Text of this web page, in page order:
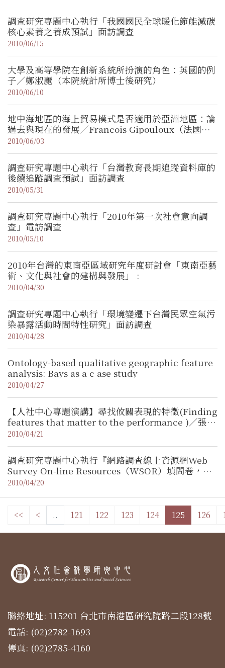
調查研究專題中心執行「我國國民全球暖化節能減碳
核心素養之養成預試」面訪調查
2010/06/15
大學及高等學院在創新系統所扮演的角色：英國的例
子／鄭淑麗（本院統計所博士後研究）
2010/06/10
地中海地區的海上貿易模式是否適用於亞洲地區：論
過去與現在的發展／Francois Gipouloux（法國國
家科學研究院 研究員） :
2010/06/03
調查研究專題中心執行「台灣教育長期追蹤資料庫的
後續追蹤調查預試」面訪調查
2010/05/31
調查研究專題中心執行「2010年第一次社會意向調
查」電訪調查
2010/05/10
2010年台灣的東南亞區域研究年度研討會「東南亞藝
術、文化與社會的建構與發展」 :
2010/04/30
調查研究專題中心執行「環境變遷下台灣民眾空氣污
染暴露活動時間特性研究」面訪調查
2010/04/28
Ontology-based qualitative geographic feature
analysis: Bays as a c ase study
2010/04/27
【人社中心專題演講】尋找攸關表現的特徵(Finding
features that matter to the performance )／張復
教授（本中心資料探勘與學習研究計畫合聘副研究
2010/04/21
調查研究專題中心執行『網路調查線上資源網Web
Survey On-line Resources（WSOR）填問卷，抽
好禮』網路問卷調查 活動延長
2010/04/20
<< < .. 121 122 123 124 125 126
聯絡地址: 115201 台北市南港區研究院路二段128號
電話: (02)2782-1693
傳真: (02)2785-4160